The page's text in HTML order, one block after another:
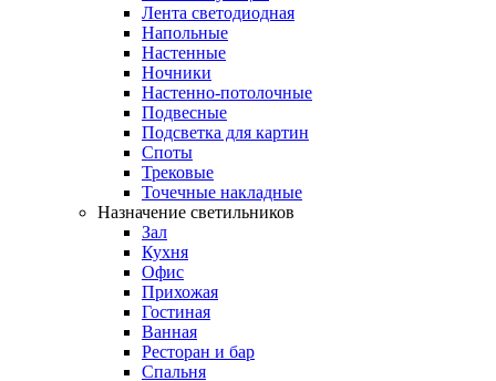
Лента светодиодная
Напольные
Настенные
Ночники
Настенно-потолочные
Подвесные
Подсветка для картин
Споты
Трековые
Точечные накладные
Назначение светильников
Зал
Кухня
Офис
Прихожая
Гостиная
Ванная
Ресторан и бар
Спальня